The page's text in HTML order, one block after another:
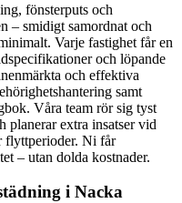
fönsterputs och
– smidigt samordnat och
Varje fastighet får en
och löpande
och effektiva
samt
Våra team rör sig tyst
planerar extra insatser vid
flyttperioder. Ni får
– utan dolda kostnader.
i Nacka